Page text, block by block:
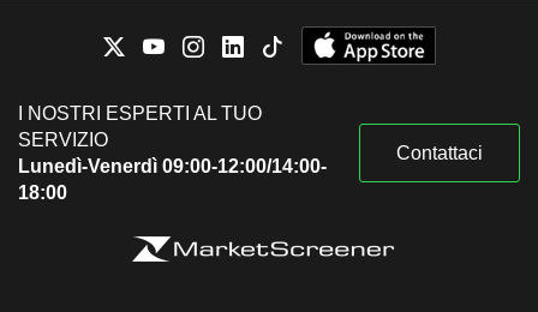
I NOSTRI ESPERTI AL TUO
SERVIZIO
Lunedì-Venerdì 09:00-12:00/14:00-
18:00
Contattaci